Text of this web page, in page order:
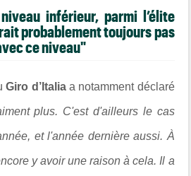
inférieur, parmi l’élite
probablement toujours pas
ce niveau"
Giro d’Italiaa notamment déclaré
plus. C'est d'ailleurs le cas
et l'année dernière aussi. À
y avoir une raison à cela. Il a